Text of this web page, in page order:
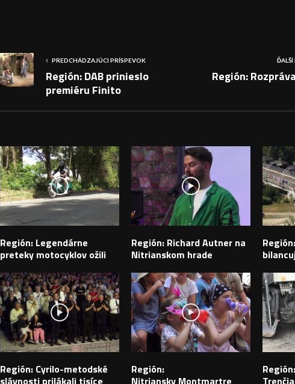
PREDCHÁDZAJÚCI PRÍSPEVOK
Región: DAB prinieslo
premiéru Finito
Región:
Región: Legendárne
preteky motocyklov ožili
Región: Richard Autner na
Nitrianskom hrade
Región: Cyrilo-metodské
slávnosti prilákali tisíce
Región:
Nitriansky Montmartre